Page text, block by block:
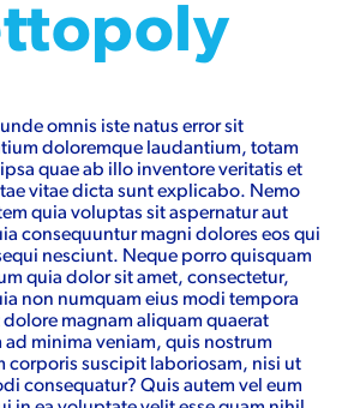
omnis iste natus error sit
doloremque laudantium, totam
quae ab illo inventore veritatis et
vitae dicta sunt explicabo. Nemo
quia voluptas sit aspernatur aut
consequuntur magni dolores eos qui
nesciunt. Neque porro quisquam
quia dolor sit amet, consectetur,
non numquam eius modi tempora
magnam aliquam quaerat
minima veniam, quis nostrum
corporis suscipit laboriosam, nisi ut
consequatur? Quis autem vel eum